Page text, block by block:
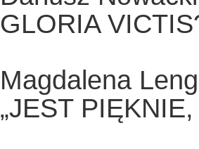
GLORIA
Magdalena
„JEST